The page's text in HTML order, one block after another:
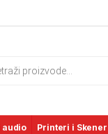
audio Printeri i Skener